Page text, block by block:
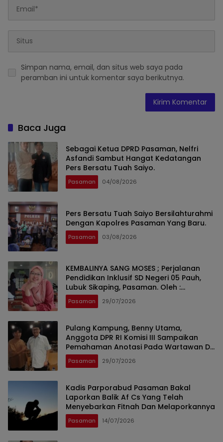
Simpan nama, email, dan situs web saya pada
peramban ini untuk komentar saya berikutnya.
Baca Juga
Sebagai Ketua DPRD Pasaman, Nelfri
Asfandi Sambut Hangat Kedatangan
Pers Bersatu Tuah Saiyo.
Pasaman 04/08/2026
Pers Bersatu Tuah Saiyo Bersilahturahmi
Dengan Kapolres Pasaman Yang Baru.
Pasaman 03/08/2026
KEMBALINYA SANG MOSES ; Perjalanan
Pendidikan Inklusif SD Negeri 05 Pauh,
Lubuk Sikaping, Pasaman. Oleh :
Rahmawati Ismar SS ( Guru SDN Pauh ,
Lubuk Sikaping, Pasaman.)
Pasaman 29/07/2026
Pulang Kampung, Benny Utama,
Anggota DPR RI Komisi III Sampaikan
Pemahaman Anotasi Pada Wartawan Di
Pasaman
Pasaman 29/07/2026
Kadis Parporabud Pasaman Bakal
Laporkan Balik Af Cs Yang Telah
Menyebarkan Fitnah Dan Melaporkannya
Pasaman 14/07/2026